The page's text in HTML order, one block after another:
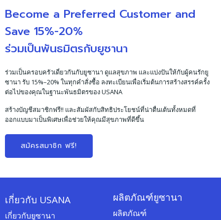
Become a Preferred Customer and
Save 15%-20%
ร่วมเป็นพันธมิตรกับยูซานา
ร่วมเป็นครอบครัวเดี่ยวกันกับยูซานา ดูแลสุขภาพ และแบ่งปันให้กับผู้คนรักยู
ซานา รับ 15%–20% ในทุกคำสั่งซื้อ ลงทะเบียนเพื่อเริ่มต้นการสร้างสรรค์ครั้ง
ต่อไปของคุณในฐานะพันธมิตรของ USANA
สร้างบัญชีสมาชิกฟรี!! และสัมผัสกับสิทธิประโยชน์ที่น่าตื่นเต้นทั้งหมดที่
ออกแบบมาเป็นพิเศษเพื่อช่วยให้คุณมีสุขภาพที่ดีขึ้น
สมัครสมาชิก ฟรี!
เกี่ยวกับ USANA
เกี่ยวกับยูซานา
ผลิตภัณฑ์ยูซานา
ผลิตภัณฑ์